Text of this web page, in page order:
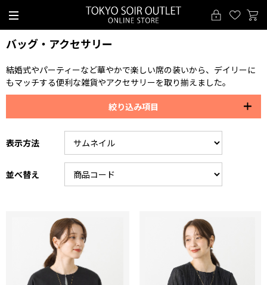
バッグ・アクセサリー
結婚式やパーティーなど華やかで楽しい席の装いから、デイリーに
もマッチする便利な雑貨やアクセサリーを取り揃えました。
絞り込み項目
表示方法
並べ替え